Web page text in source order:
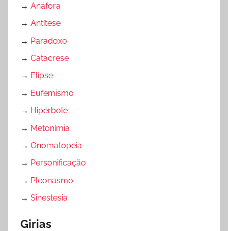
l
→ Anáfora
→ Antítese
→ Paradoxo
→ Catacrese
→ Elipse
→ Eufemismo
→ Hipérbole
→ Metonímia
→ Onomatopeia
→ Personificação
→ Pleonasmo
→ Sinestesia
Girias